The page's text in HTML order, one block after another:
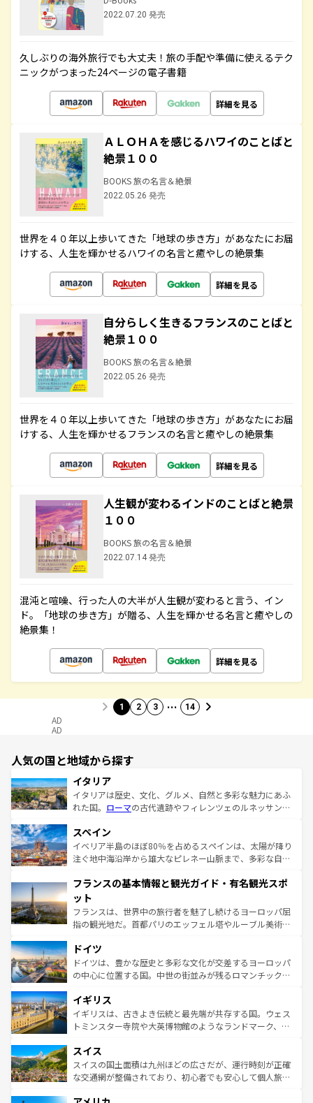
2022.07.20 発売
久しぶりの海外旅行でも大丈夫！旅の手配や準備に使えるテク
ニックがつまった24ページの電子書籍
詳細を見る
ＡＬＯＨＡを感じるハワイのことばと
絶景１００
BOOKS 旅の名言＆絶景
2022.05.26 発売
世界を４０年以上歩いてきた「地球の歩き方」があなたにお届
けする、人生を輝かせるハワイの名言と癒やしの絶景集
詳細を見る
自分らしく生きるフランスのことばと
絶景１００
BOOKS 旅の名言＆絶景
2022.05.26 発売
世界を４０年以上歩いてきた「地球の歩き方」があなたにお届
けする、人生を輝かせるフランスの名言と癒やしの絶景集
詳細を見る
人生観が変わるインドのことばと絶景
１００
BOOKS 旅の名言＆絶景
2022.07.14 発売
混沌と喧噪、行った人の大半が人生観が変わると言う、イン
ド。「地球の歩き方」が贈る、人生を輝かせる名言と癒やしの
絶景集！
詳細を見る
1 2 3 … 14
AD
AD
人気の国と地域から探す
イタリア
イタリアは歴史、文化、グルメ、自然と多彩な魅力にあふ
れた国。 ローマの古代遺跡やフィレンツェのルネッサンス
ろん、トスカーナの美しい田園風景やアマルフィ海岸の絶
景など、自然景観も見逃せない。観光の合間には、本場の
ピザやパスタなど、絶品のイタリア料理を堪能することも
ませてくれるイタリアで、忘れられない旅をしてみよう！
なお、新着のイタリア情報は
しい。
スペイン
イベリア半島のほぼ80％を占めるスペインは、太陽が降り
注ぐ地中海沿岸から雄大なピレネー山脈まで、多彩な自然
文化が根付くこの国では、情熱的なフラメンコ、熱気あふ
れる闘牛、そして美味しいタパスが生活の一部となってい
る。首都マドリードの洗練された雰囲気や、バルセロナの
アートに溢れた街角から、地方では古代ローマ遺跡や中世
せる。地方によって風土や気候が異なるスペインはその個
性で訪れる人を魅了する。 なお、新着のスペイン情報は コ
ンテンツ一覧を参照してほしい。
フランスの基本情報と観光ガイド・有名観光スポ
ット
フランスは、世界中の旅行者を魅了し続けるヨーロッパ屈
指の観光地だ。首都パリのエッフェル塔やルーブル美術館
で、幅広い魅力が詰まっている。華麗な宮殿、歴史的な大
聖堂、美しいビーチ、そして豊かな自然が、訪れる者を心
から魅了する。また、フランスは美食の国としても知ら
いる。シャンパンの発祥地であるランス、プロヴァンスの
香り高いラベンダー畑など、多彩な楽しみ方が可能だ。さ
らに、パリ以外の地域にも魅力が溢れており、どの街角に
れる地方に足を運ぶとそれぞれで全く異なる文化を体験で
きるだろう。 なお、新着のフランス情報はコンテンツ一覧
を参照してほしい。
ドイツ
ドイツは、豊かな歴史と多彩な文化が交差するヨーロッパ
の中心に位置する国。中世の街並みが残るロマンチック街
顔を持つこの国は、どこを歩いても飽きることがない。ベ
ルリンの文化的活気、バイエルン州のアルプスの絶景、そ
してライン川沿いのワイン畑といった風景は必見。ビール
は、お酒好きな人にはぜひ体験してほしい。 なお、新着の
ドイツ情報はコンテンツ一覧を参照してほしい。
イギリス
イギリスは、古きよき伝統と最先端が共存する国。ウェス
トミンスター寺院や大英博物館のようなランドマーク、歴
リアごとに異なる魅力がある。また、優雅なアフタヌーン
ティー、ビール好きにはたまらない英国パブ、サッカー観
戦など、本場だからこそできる体験も豊富。イギリスを旅
スイス
スイスの国土面積は九州ほどの広さだが、運行時刻が正確
な交通網が整備されており、初心者でも安心して個人旅行